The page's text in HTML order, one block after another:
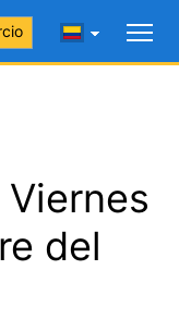
del